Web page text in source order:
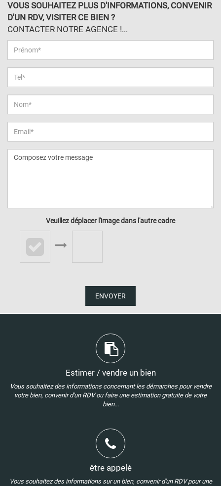
VOUS SOUHAITEZ PLUS D'INFORMATIONS, CONVENIR
D'UN RDV, VISITER CE BIEN ?
CONTACTER NOTRE AGENCE !...
Veuillez déplacer l'image dans l'autre cadre
ENVOYER
Estimer / vendre un bien
Vous souhaitez des informations concernant les démarches pour vendre
votre bien, convenir d'un RDV ou faire une estimation gratuite de votre
bien...
être appelé
Vous souhaitez des informations sur un bien, convenir d'un RDV pour une